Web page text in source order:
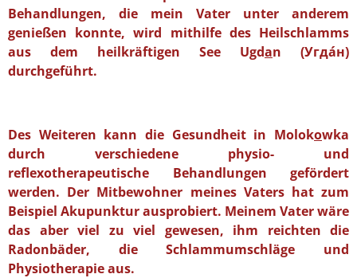
Behandlungen, die mein Vater unter anderem
genießen konnte, wird mithilfe des Heilschlamms
aus dem heilkräftigen See Ugdan (Угда́н)
durchgeführt.
Des Weiteren kann die Gesundheit in Molokowka
durch verschiedene physio- und
reflexotherapeutische Behandlungen gefördert
werden. Der Mitbewohner meines Vaters hat zum
Beispiel Akupunktur ausprobiert. Meinem Vater wäre
das aber viel zu viel gewesen, ihm reichten die
Radonbäder, die Schlammumschläge und
Physiotherapie aus.